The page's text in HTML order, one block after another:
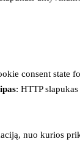
consent state
: HTTP slapukas
nuo kurios